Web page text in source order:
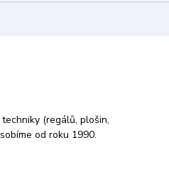
(regálů, plošin,
od roku 1990.